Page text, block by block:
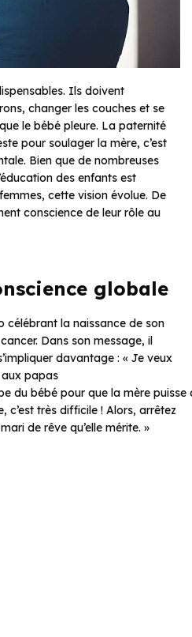
Ils doivent
changer les couches et se
le bébé pleure. La paternité
pour soulager la mère, c’est
Bien que de nombreuses
des enfants est
cette vision évolue. De
conscience de leur rôle au
globale
célébrant la naissance de son
Dans son message, il
davantage : « Je veux
papas
du bébé pour que la mère
c’est très difficile ! Alors, arrêtez
de rêve qu’elle mérite. »